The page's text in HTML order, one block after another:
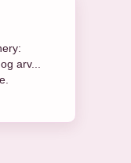
og
skrive pa